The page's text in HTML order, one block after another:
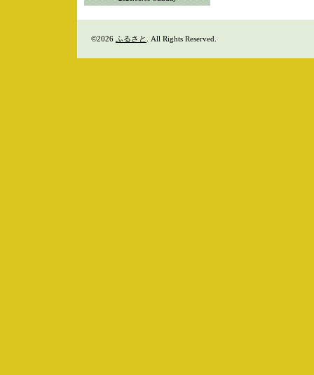
©2026 ふるさと . All Rights Reserved.